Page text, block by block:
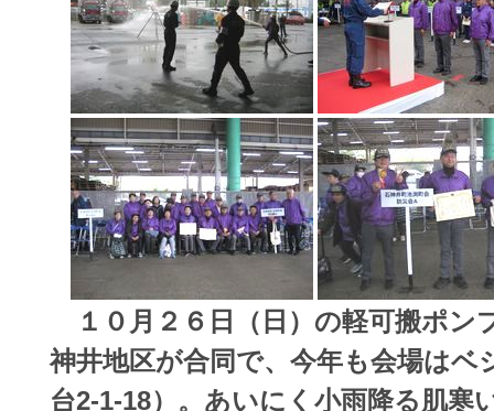
１０月２６日（日）の軽可搬ポン
神井地区が合同で、今年も会場はベ
台2-1-18）。あいにく小雨降る肌寒